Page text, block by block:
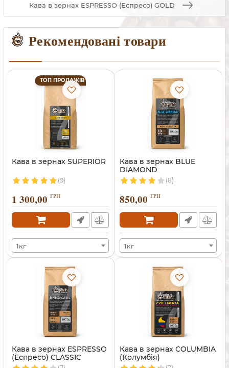
Кава в зернах ESPRESSO (Еспресо) GOLD
Рекомендовані товари
ТОП ПРОДАЖІВ
Кава в зернах SUPERIOR
(9)
1 300,00 ГРН
1кг
Кава в зернах BLUE
DIAMOND
(8)
850,00 ГРН
1кг
Кава в зернах ESPRESSO
(Еспресо) CLASSIC
Кава в зернах COLUMBIA
(Колумбія)